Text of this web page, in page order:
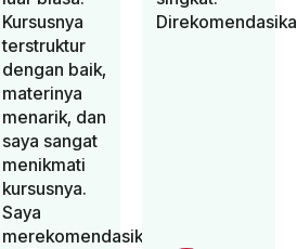
Kursusnya
terstruktur
dengan baik,
materinya
menarik, dan
saya sangat
menikmati
kursusnya.
Saya
merekomendasikannya.